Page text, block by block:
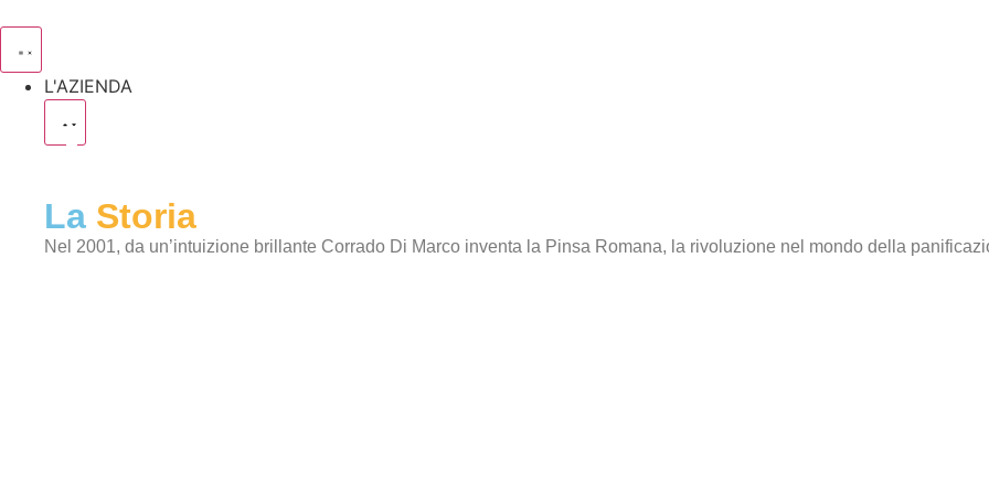
L'AZIENDA
La Storia
Nel 2001, da un’intuizione brillante Corrado Di Marco inventa la Pinsa Romana, la rivoluzione nel mondo della